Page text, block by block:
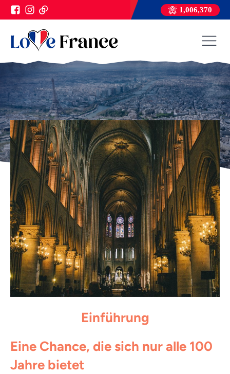
1,006,370
Einführung
Eine Chance, die sich nur alle 100
Jahre bietet